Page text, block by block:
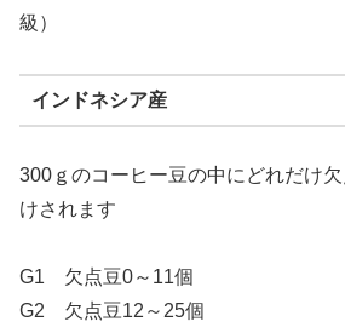
級）
インドネシア産
300ｇのコーヒー豆の中にどれだけ
けされます
G1 欠点豆0～11個
G2 欠点豆12～25個